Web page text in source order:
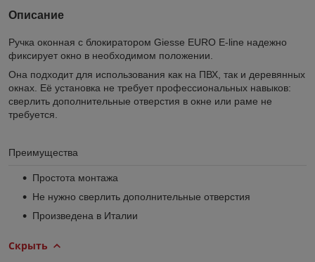
Описание
Ручка оконная с блокиратором Giesse EURO E-line надежно
фиксирует окно в необходимом положении.
Она подходит для использования как на ПВХ, так и деревянных
окнах. Её установка не требует профессиональных навыков:
сверлить дополнительные отверстия в окне или раме не
требуется.
Преимущества
Простота монтажа
Не нужно сверлить дополнительные отверстия
Произведена в Италии
Скрыть